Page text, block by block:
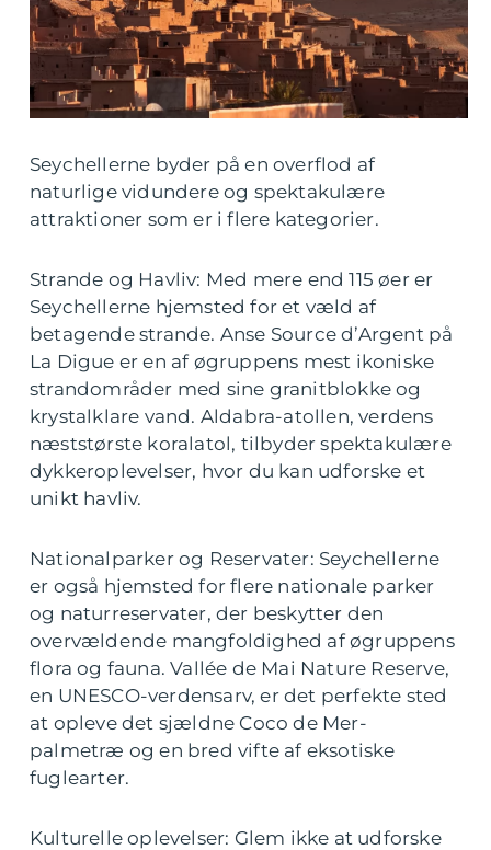
Seychellerne byder på en overflod af
naturlige vidundere og spektakulære
attraktioner som er i flere kategorier.
Strande og Havliv: Med mere end 115 øer er
Seychellerne hjemsted for et væld af
betagende strande. Anse Source d’Argent på
La Digue er en af øgruppens mest ikoniske
strandområder med sine granitblokke og
krystalklare vand. Aldabra-atollen, verdens
næststørste koralatol, tilbyder spektakulære
dykkeroplevelser, hvor du kan udforske et
unikt havliv.
Nationalparker og Reservater: Seychellerne
er også hjemsted for flere nationale parker
og naturreservater, der beskytter den
overvældende mangfoldighed af øgruppens
flora og fauna. Vallée de Mai Nature Reserve,
en UNESCO-verdensarv, er det perfekte sted
at opleve det sjældne Coco de Mer-
palmetræ og en bred vifte af eksotiske
fuglearter.
Kulturelle oplevelser: Glem ikke at udforske